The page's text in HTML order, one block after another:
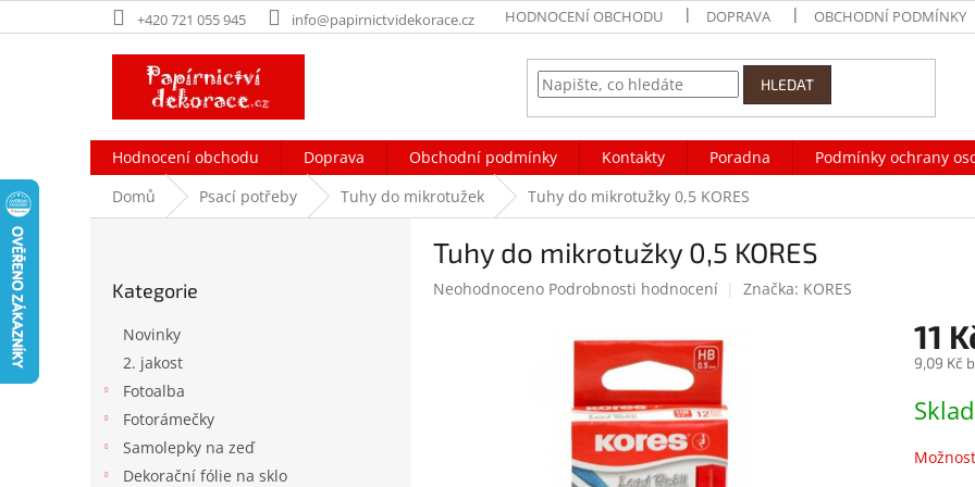
na
+420 721 055 945 info@papirnictvidekorace.cz HODNOCENÍ OBCHODU DOPRAVA OBCHODNÍ PODMÍNKY
HLEDAT
Hodnocení obchodu Doprava Obchodní podmínky Kontakty Poradna Podmínky ochrany
Domů
Psací potřeby Tuhy do mikrotužek Tuhy do mikrotužky 0,5 KORES
kategorie
Kategorie
Novinky
2. jakost
Fotoalba
Fotorámečky
Samolepky na zeď
Dekorační fólie na sklo
Tuhy do mikrotužky 0,5 KORES
Průměrné
Neohodnoceno Podrobnosti hodnocení Značka: KORES
11
9,09 Kč
cena: